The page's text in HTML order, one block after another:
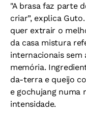
"A brasa faz parte
criar”, explica
quer extrair o
da casa mistura
internacionais sem
memória.
da-terra e queijo
e gochujang numa
intensidade.